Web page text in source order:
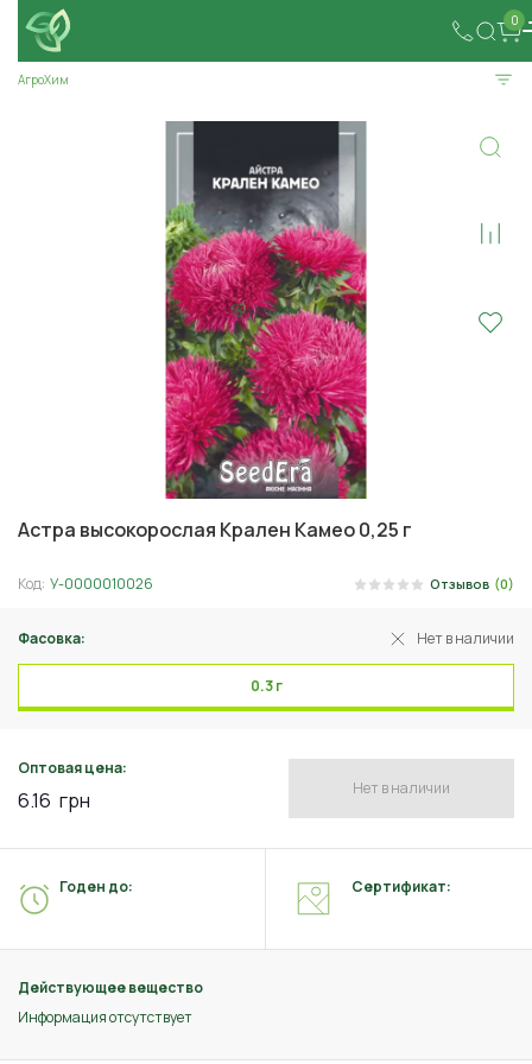
0
АгроХим
Астра высокорослая Крален Камео 0,25 г
Код: У-0000010026 Отзывов (0)
Фасовка: Нет в наличии
0.3 г
Оптовая цена:
6.16 грн Нет в наличии
Действующее вещество
Информация отсутствует
Годен до: Сертификат: